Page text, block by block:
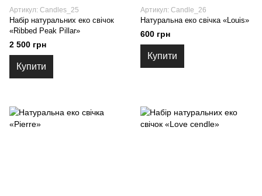
Артикул: Candles_25
Набір натуральних еко свічок
«Ribbed Peak Pillar»
2 500 грн
Купити
Артикул: Candle_26
Натуральна еко свічка «Louis»
600 грн
Купити